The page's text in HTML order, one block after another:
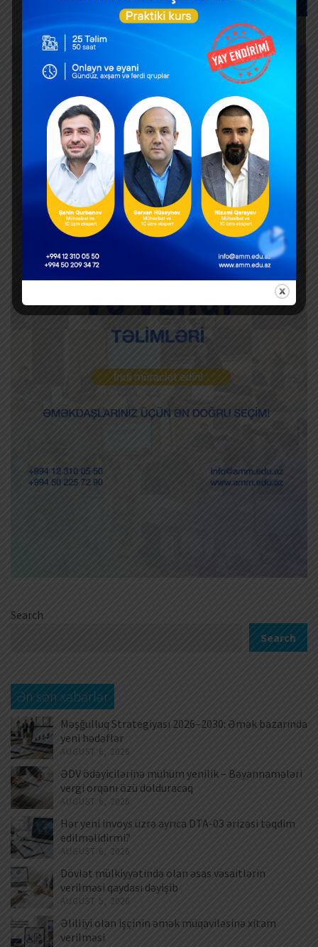
Search
Search
Ən son xəbərlər
Məşğulluq Strategiyası 2026–2030: Əmək bazarında
yeni hədəflər
AUGUST 6, 2026
ƏDV ödəyicilərinə mühüm yenilik – Bəyannamələri
vergi orqanı özü dolduracaq
AUGUST 6, 2026
Hər yeni invoys üzrə ayrıca DTA-03 ərizəsi təqdim
edilməlidirmi?
AUGUST 6, 2026
Dövlət mülkiyyətində olan əsas vəsaitlərin
verilməsi qaydası dəyişib
AUGUST 5, 2026
Əlilliyi olan işçinin əmək müqaviləsinə xitam
verilməsi